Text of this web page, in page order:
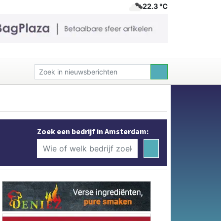
22.3 ℃
Zoek een bedrijf in Amsterdam: